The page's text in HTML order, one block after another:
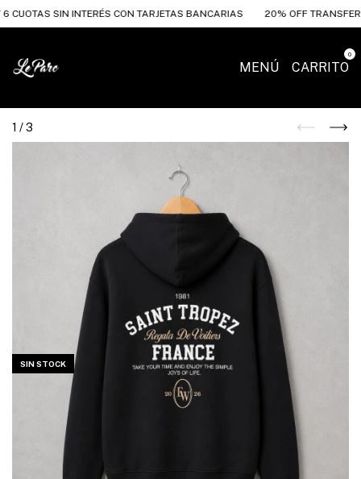
SIN INTERÉS CON TARJETAS BANCARIAS 20% OFF
MENÚ CARRITO
0
1 /3
SIN STOCK